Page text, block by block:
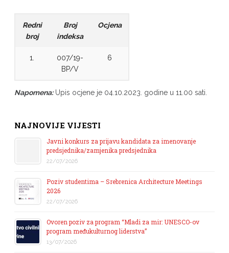
Redni
broj
Broj
indeksa
Ocjena
1.
007/19-
BP/V
6
Napomena:Upis ocjene je 04.10.2023. godine u 11.00 sati.
NAJNOVIJE VIJESTI
Javni konkurs za prijavu kandidata za imenovanje
predsjednika/zamjenika predsjednika
22/07/2026
Poziv studentima – Srebrenica Architecture Meetings
2026
22/07/2026
Ovoren poziv za program “Mladi za mir: UNESCO-ov
program međukulturnog liderstva”
13/07/2026